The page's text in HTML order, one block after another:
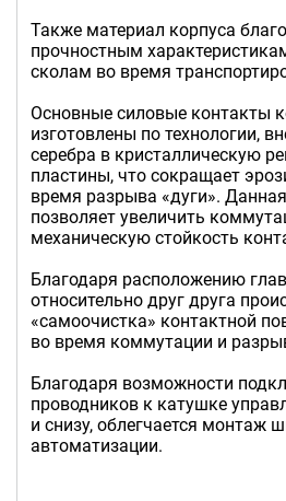
Также материал корпуса
прочностным
сколам во время
Основные силовые контакты
изготовлены по технологии,
серебра в кристаллическую
пластины, что сокращает
время разрыва «дуги».
позволяет увеличить
механическую стойкость
Благодаря расположению
относительно друг друга
«самоочистка» контактной
во время коммутации и
Благодаря возможности
проводников к катушке
и снизу, облегчается монтаж
автоматизации.